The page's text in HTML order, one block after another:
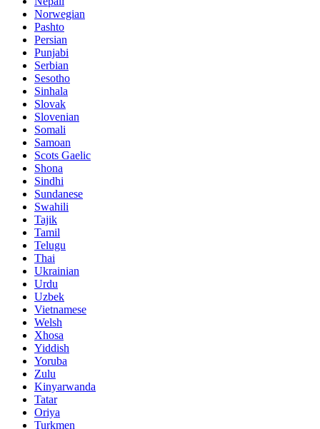
Norwegian
Pashto
Persian
Punjabi
Serbian
Sesotho
Sinhala
Slovak
Slovenian
Somali
Samoan
Scots Gaelic
Shona
Sindhi
Sundanese
Swahili
Tajik
Tamil
Telugu
Thai
Ukrainian
Urdu
Uzbek
Vietnamese
Welsh
Xhosa
Yiddish
Yoruba
Zulu
Kinyarwanda
Tatar
Oriya
Turkmen